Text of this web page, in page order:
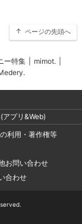
ページの先頭へ
ー特集 mimot.
アプリ&Web)
利用・著作権等
お問い合わせ
合わせ